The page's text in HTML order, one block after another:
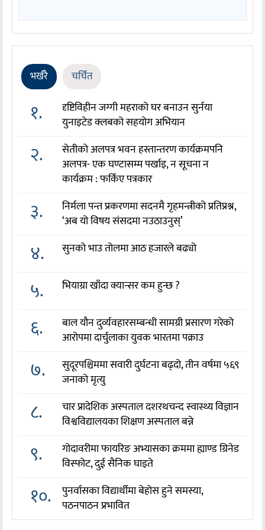
भर्खरै चर्चित
१.
दृष्टिविहीन जग्गी महराको घर बनाउन सुर्नया
युनाइटेड क्लबको सहयोग अभियान
२.
सेतीको अलपत्र भवन हस्तान्तरण कार्यक्रमपनि
अलपत्र- एक घण्टासम्म पर्खाइ, न सूचना न
कार्यक्रम : फर्किए पत्रकार
३.
निर्मला पन्त प्रकरणमा सदनमै गृहमन्त्रीको प्रतिप्रश्न,
‘अब यो विषय संसदमा नउठाउनुस्’
४. सुनको भाउ तोलमा आठ हजारले बढ्यो
५. भियाग्रा खाँदा क्यान्सर कम हुन्छ ?
६.
बाल यौन दुर्व्यवहारसम्बन्धी सामग्री प्रसारण गरेको
आरोपमा दार्चुलाका युवक भारतमा पक्राउ
७.
सुदूरपश्चिममा सवारी दुर्घटना बढ्दो, तीन वर्षमा ५६९
जनाको मृत्यु
८.
चार प्रादेशिक अस्पताल दशरथचन्द स्वास्थ्य विज्ञान
विश्वविद्यालयका शिक्षण अस्पताल बन्ने
९.
गोदावरीमा फायरिङ अभ्यासका क्रममा ह्याण्ड ग्रिनेड
विस्फोट, दुई सैनिक घाइते
१०.
पुनर्वासका विद्यार्थीमा बेहोस हुने समस्या,
पठनपाठन प्रभावित